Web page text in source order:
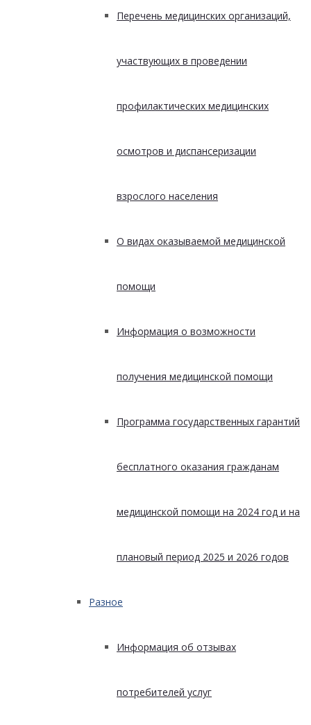
Перечень медицинских организаций,
участвующих в проведении
профилактических медицинских
осмотров и диспансеризации
взрослого населения
О видах оказываемой медицинской
помощи
Информация о возможности
получения медицинской помощи
Программа государственных гарантий
бесплатного оказания гражданам
медицинской помощи на 2024 год и на
плановый период 2025 и 2026 годов
Разное
Информация об отзывах
потребителей услуг